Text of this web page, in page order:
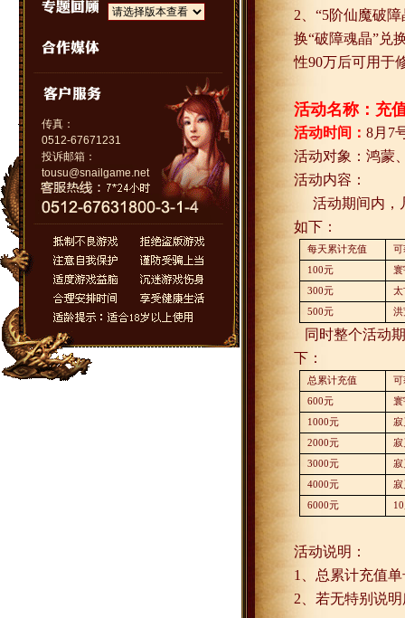
传真：
0512-67671231
投诉邮箱：
tousu@snailgame.net
2 、“5阶仙魔破
换“破障魂晶”兑
性90万后可用于
活动名称：充
活动时间： 8月 7
活动对象：鸿蒙
活动内容：
活动期间内，
如下：
每天累计充值 可
100元
300元 太
500元 洪
同时整个活动
下：
总累计充值 可
600元
1000元
2000元
3000元
4000元
6000元 10
活动说明：
1
、总累计充值
2 、若无特别说